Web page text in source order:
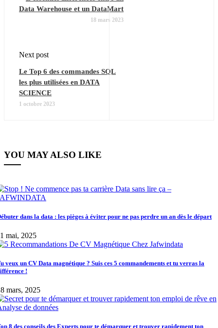
Data Warehouse et un DataMart
18 mars 2023
Next post
Le Top 6 des commandes SQL
les plus utilisées en DATA
SCIENCE
1 octobre 2023
YOU MAY ALSO LIKE
dans la data : les pièges à éviter pour ne pas perdre un an dès le départ
mai, 2025
veux un CV Data magnétique ? Suis ces 5 commandements et tu verras la
!
mars, 2025
8 des conseils des Experts pour te démarquer et trouver rapidement ton